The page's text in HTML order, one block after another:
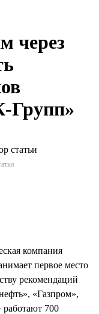
через
Групп»
компания
первое место
рекомендаций
«Газпром»,
700